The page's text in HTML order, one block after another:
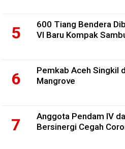
600 Tiang Bendera
VI Baru Kompak
Pemkab Aceh Singkil
Mangrove
Anggota Pendam IV
Bersinergi Cegah